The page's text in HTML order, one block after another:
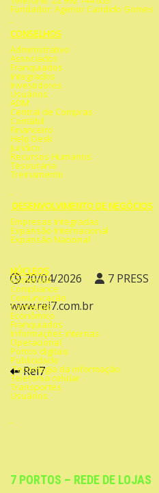
20/04/2026
7 PRESS
www.rei7.com.br
Navegação
de
Post
Rei7
Fundador: Agenor Candido Gomes
CONSELHOS
Administrativo
Associados
Franquiados
Integrados
Investidores
Usuários
ADM
Central de Compras
Contábil
Financeiro
Help Desk
Jurídico
Recursos Humanos
Tesouraria
Treinamento
DESENVOLVIMENTO DE NEGÓCIOS
Empresas Integradas
Expansão Internacional
Expansão Nacional
NÚCLEOS
Comercial
Compliance
Comunicação
Conteúdo
Econômico
Franquiados
Informações internas
Operacional
Portos digitais
Publicidade
Tecnologia da informação
Telefonia celular
Transportes
Usuários
7 PORTOS – REDE DE LOJAS